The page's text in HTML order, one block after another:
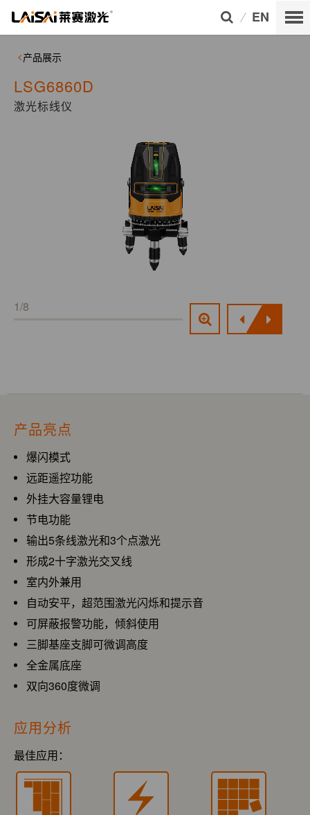
EN
产品展示
LSG6860D
激光标线仪
1/8
产品亮点
爆闪模式
远距遥控功能
外挂大容量锂电
节电功能
输出5条线激光和3个点激光
形成2十字激光交叉线
室内外兼用
自动安平，超范围激光闪烁和提示音
可屏蔽报警功能，倾斜使用
三脚基座支脚可微调高度
全金属底座
双向360度微调
应用分析
最佳应用：